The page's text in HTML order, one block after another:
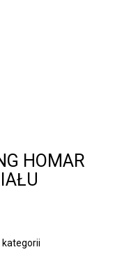
HOMAR
kategorii